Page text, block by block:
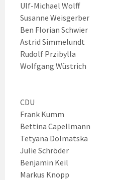
Ulf-Michael Wolff
Susanne Weisgerber
Ben Florian Schwier
Astrid Simmelundt
Rudolf Przibylla
Wolfgang Wüstrich
CDU
Frank Kumm
Bettina Capellmann
Tetyana Dolmatska
Julie Schröder
Benjamin Keil
Markus Knopp